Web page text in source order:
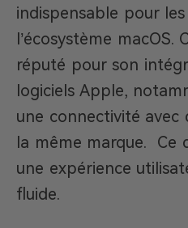
indispensable pour
l’écosystème macOS.
réputé pour son
logiciels Apple,
une connectivité avec
la même marque. Ce
une expérience
fluide.